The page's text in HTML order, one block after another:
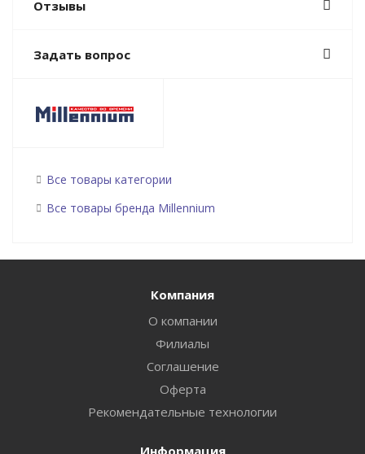
Отзывы
Задать вопрос
Все товары категории
Все товары бренда Millennium
Компания
О компании
Филиалы
Соглашение
Оферта
Рекомендательные технологии
Информация